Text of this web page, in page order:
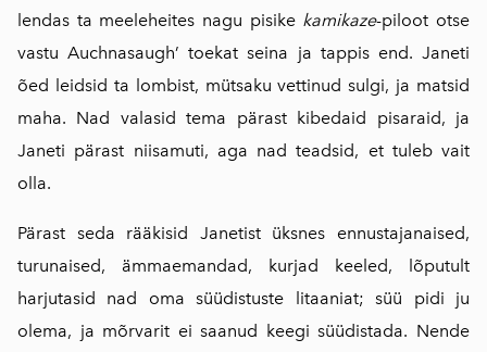
lendas ta meeleheites nagu pisike kamikaze-piloot otse
vastu Auchnasaugh’ toekat seina ja tappis end. Janeti
õed leidsid ta lombist, mütsaku vettinud sulgi, ja matsid
maha. Nad valasid tema pärast kibedaid pisaraid, ja
Janeti pärast niisamuti, aga nad teadsid, et tuleb vait
olla.
Pärast seda rääkisid Janetist üksnes ennustajanaised,
turunaised, ämmaemandad, kurjad keeled, lõputult
harjutasid nad oma süüdistuste litaaniat; süü pidi ju
olema, ja mõrvarit ei saanud keegi süüdistada. Nende